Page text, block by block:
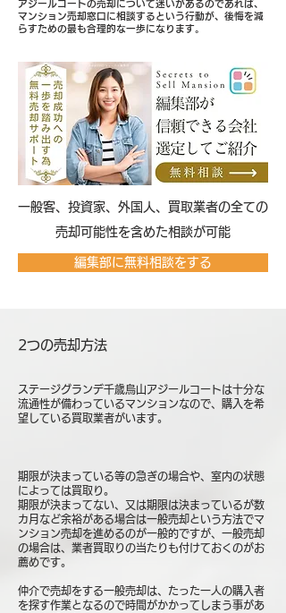
アジールコートの売却について迷いがあるのであれば、
マンション売却窓口に相談するという行動が、後悔を減
らすための最も合理的な一歩になります。
​一般客、投資家、外国人、買取業者の全ての
売却可能性を含めた相談が可能
編集部に無料相談をする
2つの売却方法
ステージグランデ千歳烏山アジールコートは十分な
流通性が備わっているマンションなので、購入を希
望している買取業者がいます。
期限が決まっている等の急ぎの場合や、室内の状態
によっては買取り。
期限が決まってない、又は期限は決まっているが数
カ月など余裕がある場合は一般売却という方法でマ
ンション売却を進めるのが一般的ですが、一般売却
の場合は、業者買取りの当たりも付けておくのがお
薦めです。
仲介で売却をする一般売却は、たった一人の購入者
を探す作業となるので時間がかかってしまう事があ